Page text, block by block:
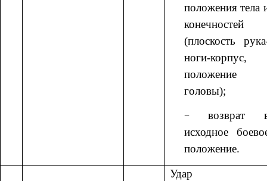
положения тела
конечностей
(плоскость
ноги-корпус,
положение
головы);
возврат
исходное
положение.
Удар